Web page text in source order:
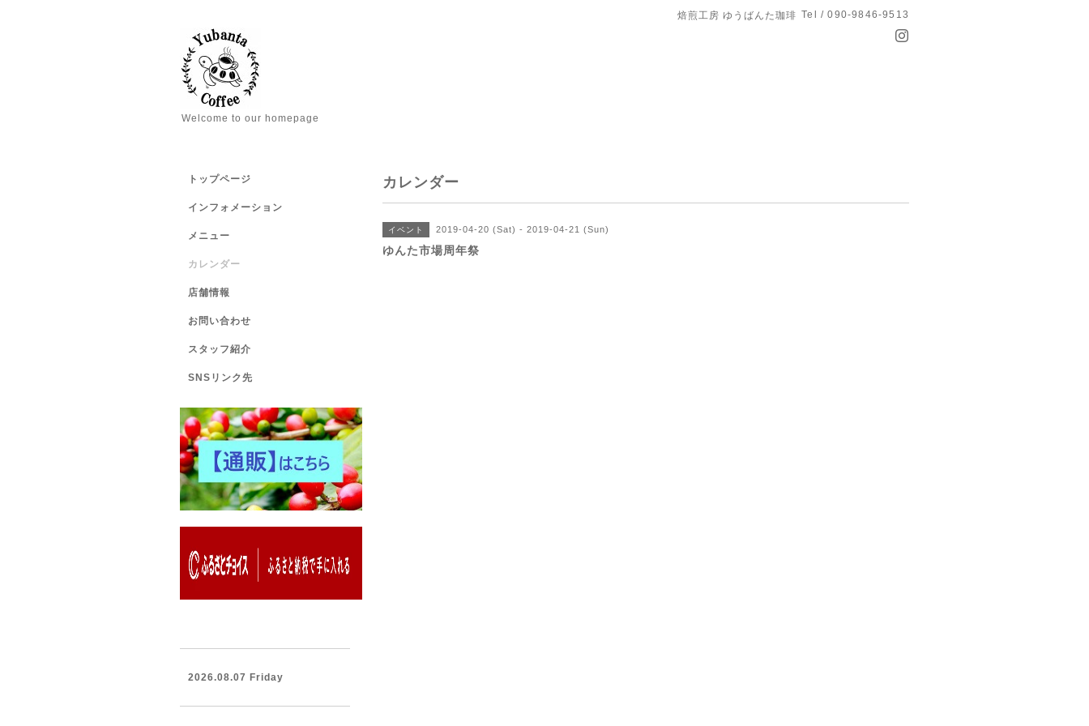
焙煎工房 ゆうばんた珈琲 Tel / 090-9846-9513
Welcome to our homepage
カレンダー
イベント 2019-04-20 (Sat) - 2019-04-21 (Sun)
ゆんた市場周年祭
トップページ
インフォメーション
メニュー
カレンダー
店舗情報
お問い合わせ
スタッフ紹介
SNSリンク先
2026.08.07 Friday